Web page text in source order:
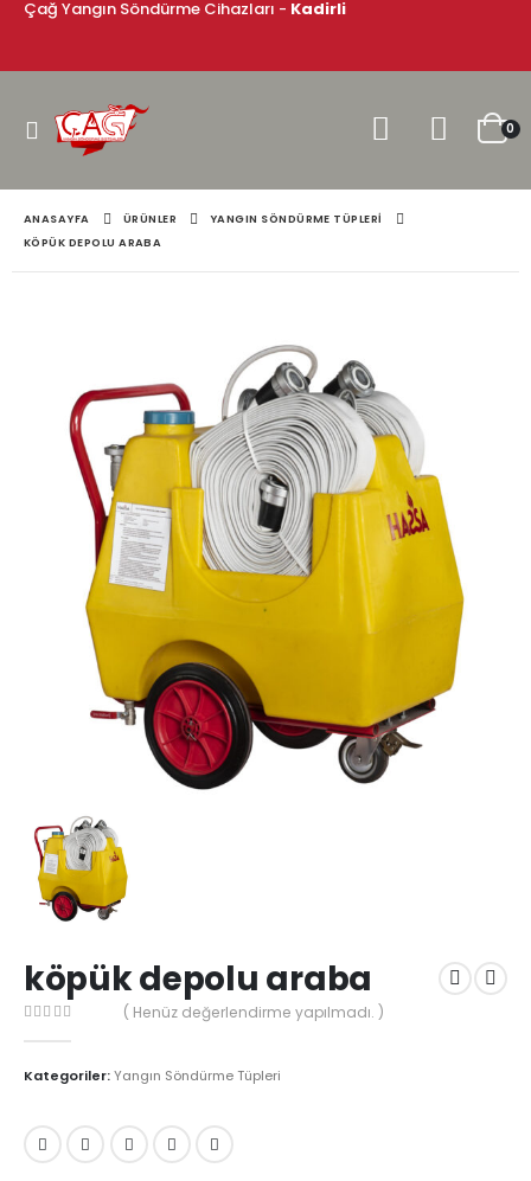
Çağ Yangın Söndürme Cihazları - Kadirli
0
ANASAYFA ÜRÜNLER
YANGIN SÖNDÜRME TÜPLERI
KÖPÜK DEPOLU ARABA
köpük depolu araba
( Henüz değerlendirme yapılmadı. )
Kategoriler:Yangın Söndürme Tüpleri